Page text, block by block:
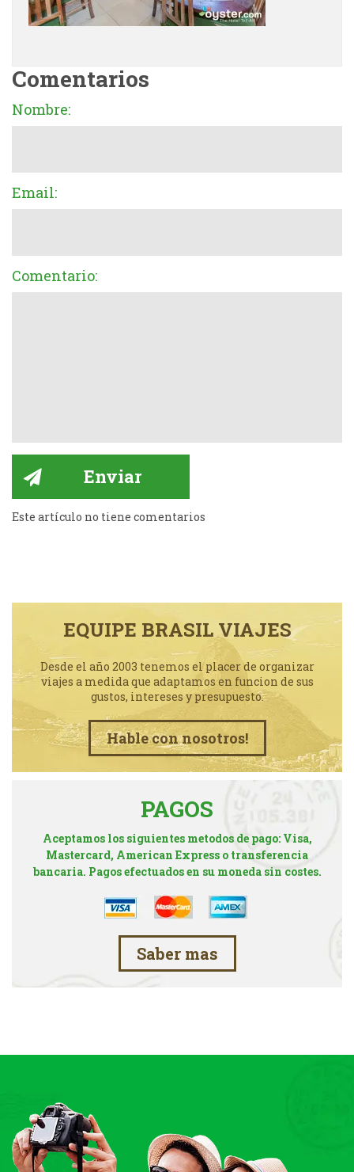
Comentarios
Nombre:
Email:
Comentario:
Este artículo no tiene comentarios
EQUIPE BRASIL VIAJES
Desde el año 2003 tenemos el placer de organizar
viajes a medida que adaptamos en funcion de sus
gustos, intereses y presupuesto.
Hable con nosotros!
PAGOS
Aceptamos los siguientes metodos de pago: Visa,
Mastercard, American Express o transferencia
bancaria. Pagos efectuados en su moneda sin costes.
Saber mas